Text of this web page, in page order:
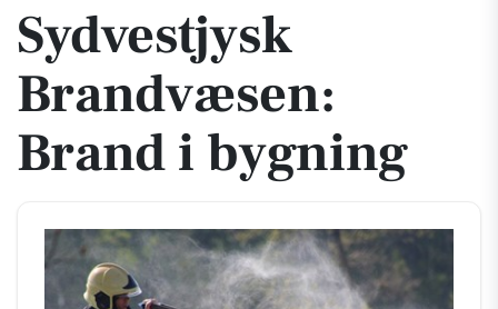
Sydvestjysk
Brandvæsen:
Brand i bygning